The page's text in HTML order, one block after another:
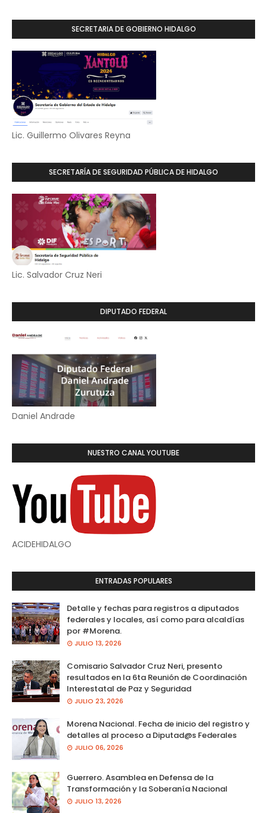
SECRETARIA DE GOBIERNO HIDALGO
Lic. Guillermo Olivares Reyna
SECRETARÍA DE SEGURIDAD PÚBLICA DE HIDALGO
Lic. Salvador Cruz Neri
DIPUTADO FEDERAL
Daniel Andrade
NUESTRO CANAL YOUTUBE
ACIDEHIDALGO
ENTRADAS POPULARES
Detalle y fechas para registros a diputados
federales y locales, así como para alcaldías
por #Morena.
JULIO 13, 2026
Comisario Salvador Cruz Neri, presento
resultados en la 6ta Reunión de Coordinación
Interestatal de Paz y Seguridad
JULIO 23, 2026
Morena Nacional. Fecha de inicio del registro y
detalles al proceso a Diputad@s Federales
JULIO 06, 2026
Guerrero. Asamblea en Defensa de la
Transformación y la Soberanía Nacional
JULIO 13, 2026